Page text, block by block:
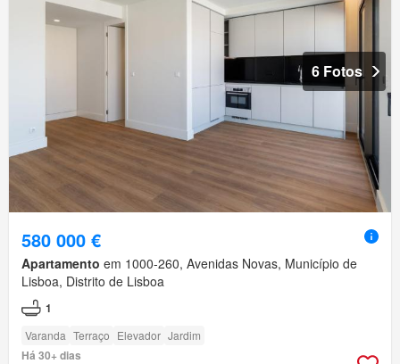
6 Fotos
580 000 €
Apartamento em 1000-260, Avenidas Novas, Município de
Lisboa, Distrito de Lisboa
1
Varanda Terraço Elevador Jardim
Há 30+ dias